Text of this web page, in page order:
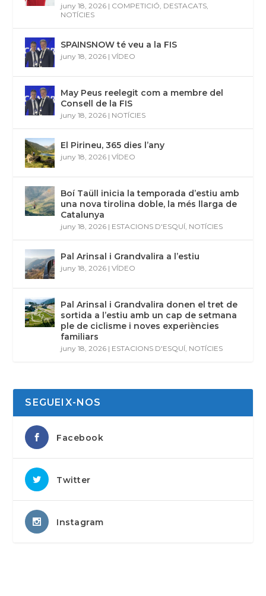
juny 18, 2026 | COMPETICIÓ DESTACATS
NOTÍCIES
SPAINSNOW té veu a la FIS
juny 18, 2026 |VÍDEO
May Peus reelegit com a membre del
Consell de la FIS
juny 18, 2026 | NOTÍCIES
El Pirineu, 365 dies l’any
juny 18, 2026 |VÍDEO
Boí Taüll inicia la temporada d’estiu amb
una nova tirolina doble, la més llarga de
Catalunya
juny 18, 2026 | ESTACIONS D'ESQUÍ NOTÍCIES
Pal Arinsal i Grandvalira a l’estiu
juny 18, 2026 |VÍDEO
Pal Arinsal i Grandvalira donen el tret de
sortida a l’estiu amb un cap de setmana
ple de ciclisme i noves experiències
familiars
juny 18, 2026 | ESTACIONS D'ESQUÍ NOTÍCIES
SEGUEIX-NOS
Facebook
Twitter
Instagram